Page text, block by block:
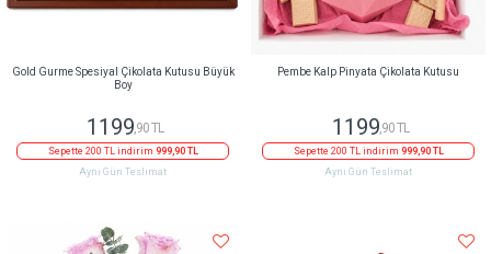
Gold Gurme Spesiyal Çikolata Kutusu Büyük
Boy
1199,90 TL
Sepette 200 TL indirim 999,90 TL
Aynı Gün Teslimat
Pembe Kalp Pinyata Çikolata Kutusu
1199,90 TL
Sepette 200 TL indirim 999,90 TL
Aynı Gün Teslimat